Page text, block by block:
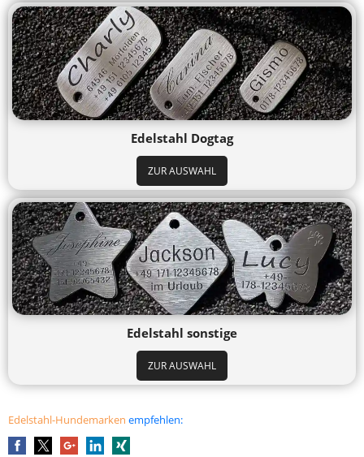
Edelstahl Dogtag
ZUR AUSWAHL
Edelstahl sonstige
ZUR AUSWAHL
Edelstahl-Hundemarken empfehlen: